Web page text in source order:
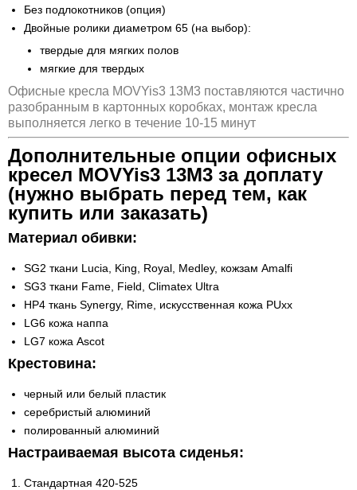
Без подлокотников (опция)
Двойные ролики диаметром 65 (на выбор):
твердые для мягких полов
мягкие для твердых
Офисные кресла MOVYis3 13M3 поставляются частично
разобранным в картонных коробках, монтаж кресла
выполняется легко в течение 10-15 минут
Дополнительные опции офисных
кресел MOVYis3 13M3 за доплату
(нужно выбрать перед тем, как
купить или заказать)
Материал обивки:
SG2 ткани Lucia, King, Royal, Medley, кожзам Amalfi
SG3 ткани Fame, Field, Climatex Ultra
HP4 ткань Synergy, Rime, искусственная кожа PUxx
LG6 кожа наппа
LG7 кожа Ascot
Крестовина:
черный или белый пластик
серебристый алюминий
полированный алюминий
Настраиваемая высота сиденья:
Стандартная 420-525